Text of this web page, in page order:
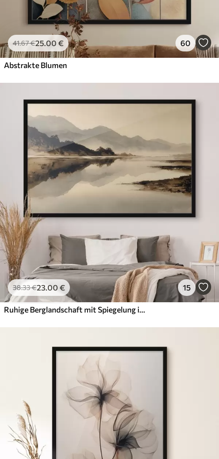
41.67€25.00 € 60
Abstrakte Blumen
38.33€23.00 € 15
Ruhige Berglandschaft mit Spiegelung im Wasser